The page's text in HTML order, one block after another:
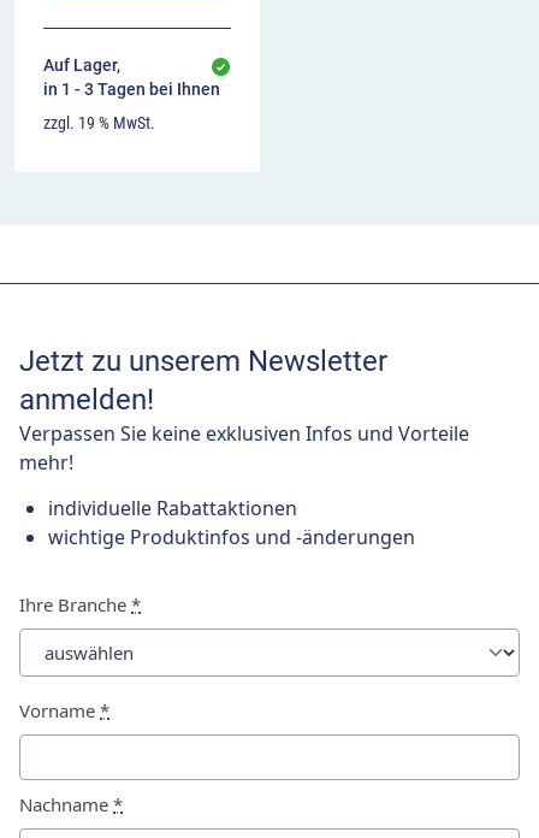
Auf Lager,
in 1 - 3 Tagen bei Ihnen
zzgl. 19 % MwSt.
Jetzt zu unserem Newsletter
anmelden!
Verpassen Sie keine exklusiven Infos und Vorteile
mehr!
individuelle Rabattaktionen
wichtige Produktinfos und -änderungen
Ihre Branche *
Vorname *
Nachname *